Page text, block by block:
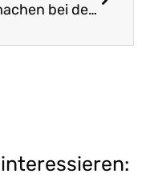
Mitmachen bei der Aktion „Mein liebster Brauch“!